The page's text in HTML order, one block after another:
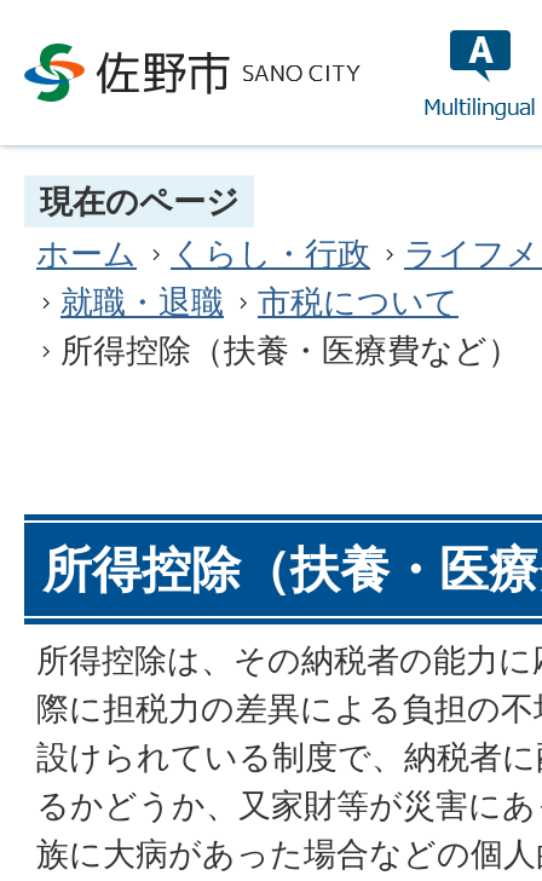
現在のページ
ホーム
くらし・行政
ライフ
就職・退職
市税について
所得控除（扶養・医療費など）
所得控除（扶養・医
所得控除は、その納税者の能力
際に担税力の差異による負担の
設けられている制度で、納税者
るかどうか、又家財等が災害に
族に大病があった場合などの個